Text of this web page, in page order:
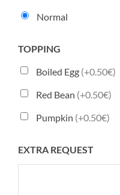
Normal
TOPPING
Boiled Egg (+0.50€)
Red Bean (+0.50€)
Pumpkin (+0.50€)
EXTRA REQUEST